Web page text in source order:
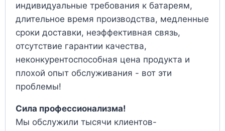
индивидуальные требования к батареям,
длительное время производства, медленные
сроки доставки, неэффективная связь,
отсутствие гарантии качества,
неконкурентоспособная цена продукта и
плохой опыт обслуживания - вот эти
проблемы!
Сила профессионализма!
Мы обслужили тысячи клиентов-